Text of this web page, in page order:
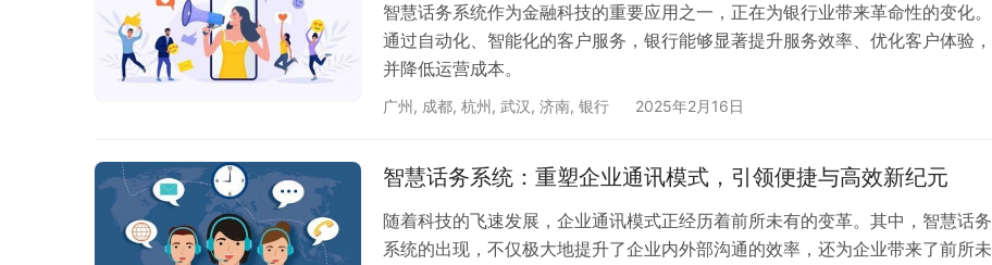
智慧话务系统作为金融科技的重要应用之一，正在为银行业带来革命性的变化。
通过自动化、智能化的客户服务，银行能够显著提升服务效率、优化客户体验，
并降低运营成本。
广州, 成都, 杭州, 武汉, 济南, 银行 2025年2月16日
智慧话务系统：重塑企业通讯模式，引领便捷与高效新纪元
随着科技的飞速发展，企业通讯模式正经历着前所未有的变革。其中，智慧话务
系统的出现，不仅极大地提升了企业内外部沟通的效率，还为企业带来了前所未